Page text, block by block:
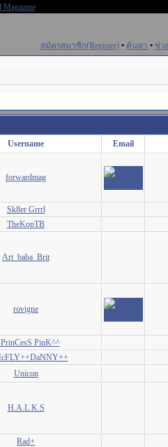
สมัครสมาชิก(Register) • ค้นหา • ช่ว
Username Email
forwardmag
Sk8er Grrrl
TheKopTB
Art_baba_Brit
rovigne
PinK^^
Unicon
H.A.L.K.S
Rad+